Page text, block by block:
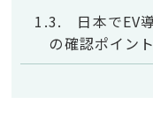
日本でEV
の確認ポイント